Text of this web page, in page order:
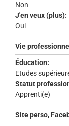
Non
J'en veux (plus):
Oui
Vie
Éducation:
Etudes
Statut
Apprenti(e)
Site perso,